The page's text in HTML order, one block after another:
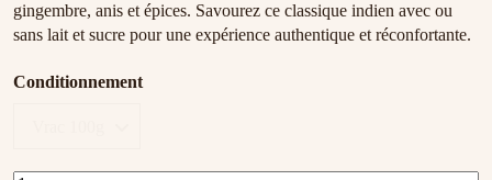
gingembre, anis et épices. Savourez ce classique indien avec ou
sans lait et sucre pour une expérience authentique et réconfortante.
Conditionnement